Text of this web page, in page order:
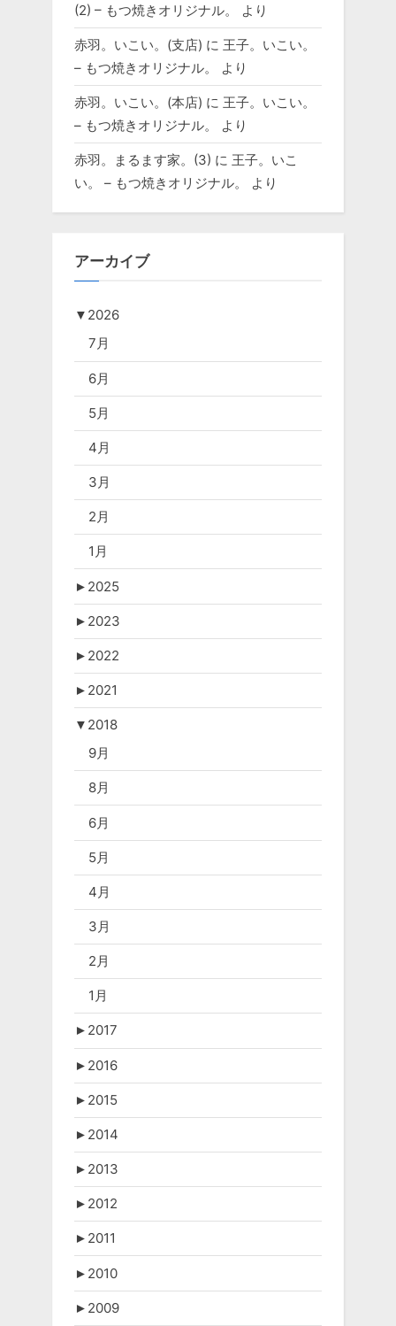
(2) – もつ焼きオリジナル。
より
赤羽。いこい。(支店) に 王子。いこい。
– もつ焼きオリジナル。
より
赤羽。いこい。(本店) に 王子。いこい。
– もつ焼きオリジナル。
より
赤羽。まるます家。(3) に 王子。いこ
い。 – もつ焼きオリジナル。
より
アーカイブ
▼ 2026
7月
6月
5月
4月
3月
2月
1月
► 2025
► 2023
► 2022
► 2021
▼ 2018
9月
8月
6月
5月
4月
3月
2月
1月
► 2017
► 2016
► 2015
► 2014
► 2013
► 2012
► 2011
► 2010
► 2009